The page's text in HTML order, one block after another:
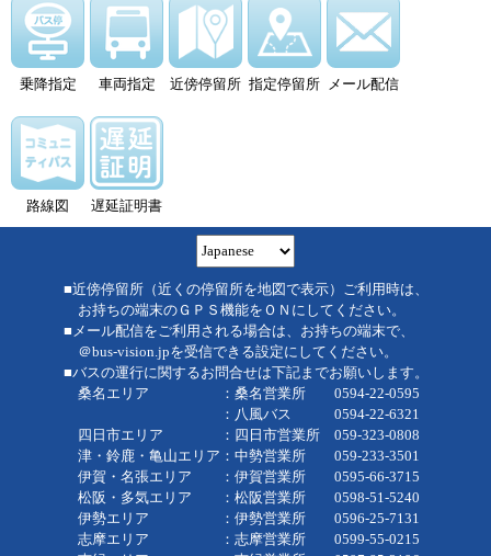
乗降指定 車両指定 近傍停留所 指定停留所 メール配信
路線図 遅延証明書
■近傍停留所（近くの停留所を地図で表示）ご利用時は、
お持ちの端末のＧＰＳ機能をＯＮにしてください。
■メール配信をご利用される場合は、お持ちの端末で、
＠bus-vision.jpを受信できる設定にしてください。
■バスの運行に関するお問合せは下記までお願いします。
桑名エリア ：桑名営業所 0594-22-0595
：八風バス 0594-22-6321
四日市エリア ：四日市営業所 059-323-0808
津・鈴鹿・亀山エリア：中勢営業所 059-233-3501
伊賀・名張エリア ：伊賀営業所 0595-66-3715
松阪・多気エリア ：松阪営業所 0598-51-5240
伊勢エリア ：伊勢営業所 0596-25-7131
志摩エリア ：志摩営業所 0599-55-0215